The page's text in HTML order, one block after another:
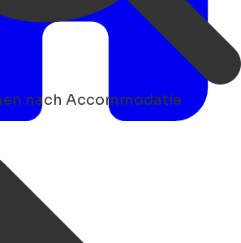
nach Accommodatie